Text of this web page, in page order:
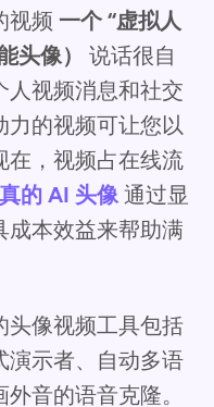
视频 一个 “虚拟人
头像）
说话很自
人视频消息和社交
力的视频可让您以
在，视频占在线流
的 AI 头像通过显
成本效益来帮助满
头像视频工具包括
演示者、自动多语
音的语音克隆。